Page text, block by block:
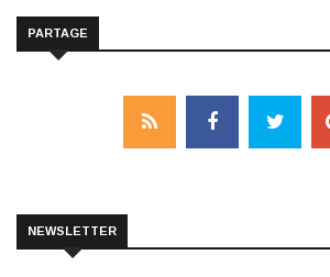
PARTAGE
NEWSLETTER